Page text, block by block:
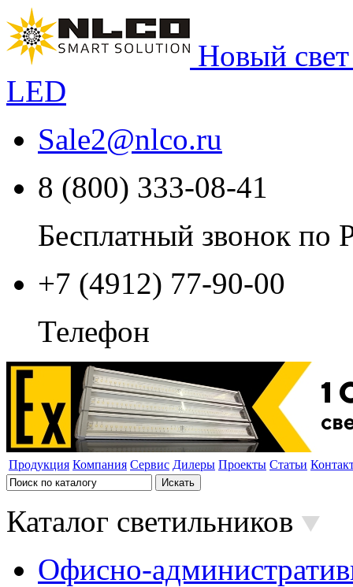
Новый
LED
Sale2@nlco.ru
8 (800) 333-08-41
Бесплатный звонок по
+7 (4912) 77-90-00
Телефон
Продукция Компания Сервис Дилеры Проекты Статьи
Каталог светильников
Офисно-